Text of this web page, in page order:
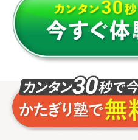
パーソナル